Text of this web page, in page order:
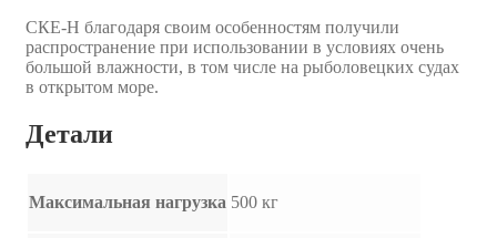
СКЕ-Н благодаря своим особенностям получили
распространение при использовании в условиях очень
большой влажности, в том числе на рыболовецких судах
в открытом море.
Детали
Максимальная нагрузка 500 кг